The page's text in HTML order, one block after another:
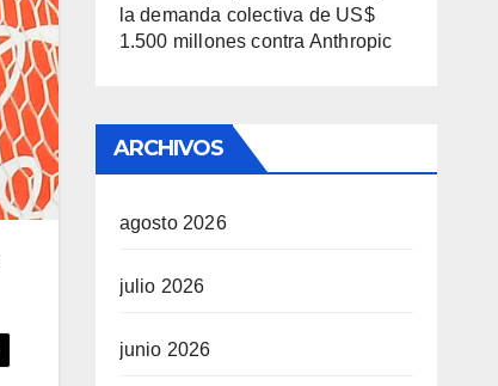
la demanda colectiva de US$
1.500 millones contra Anthropic
ARCHIVOS
agosto 2026
julio 2026
junio 2026